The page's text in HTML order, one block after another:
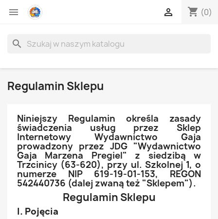
 shopping_cart (0)

search
Regulamin Sklepu
Niniejszy Regulamin określa zasady
świadczenia usług przez Sklep
Internetowy Wydawnictwo Gaja
prowadzony przez JDG "Wydawnictwo
Gaja Marzena Pregiel" z siedzibą w
Trzcinicy (63-620), przy ul. Szkolnej 1, o
numerze NIP 619-19-01-153, REGON
542440736 (dalej zwaną też "Sklepem").
Regulamin Sklepu
I. Pojęcia